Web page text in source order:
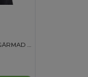
AKTIV T-SHIRT FÖR MÄN LÅNGÄRMAD 140 G